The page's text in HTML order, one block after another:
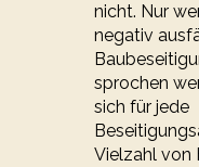
nicht. Nur
negativ
spro­chen
sich für jede
Vielzahl von